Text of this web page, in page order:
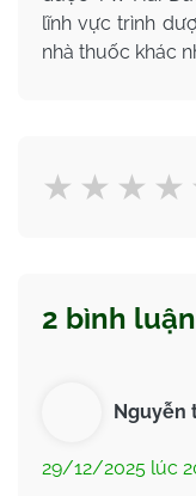
lĩnh vực trình
nhà thuốc khác
2 bình luận
Nguyễn
29/12/2025 lúc